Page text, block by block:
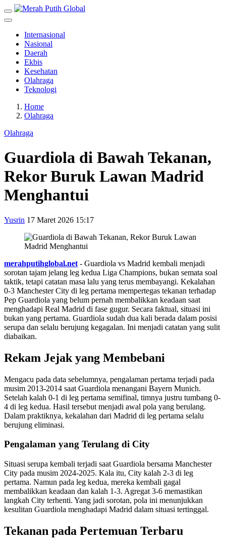
Internasional
Nasional
Daerah
Ekbis
Kesehatan
Olahraga
Teknologi
Home
Olahraga
Olahraga
Guardiola di Bawah Tekanan,
Rekor Buruk Lawan Madrid
Menghantui
Yusrin 17 Maret 2026 15:17
merahputihglobal.net - Guardiola vs Madrid kembali menjadi
sorotan tajam jelang leg kedua Liga Champions, bukan semata soal
taktik, tetapi catatan masa lalu yang terus membayangi. Kekalahan
0-3 Manchester City di leg pertama mempertegas tekanan terhadap
Pep Guardiola yang belum pernah membalikkan keadaan saat
menghadapi Real Madrid di fase gugur. Secara faktual, situasi ini
bukan yang pertama. Guardiola sudah dua kali berada dalam posisi
serupa dan selalu berujung kegagalan. Ini menjadi catatan yang sulit
diabaikan.
Rekam Jejak yang Membebani
Mengacu pada data sebelumnya, pengalaman pertama terjadi pada
musim 2013-2014 saat Guardiola menangani Bayern Munich.
Setelah kalah 0-1 di leg pertama semifinal, timnya justru tumbang 0-
4 di leg kedua. Hasil tersebut menjadi awal pola yang berulang.
Dalam praktiknya, kekalahan dari Madrid di leg pertama selalu
berujung eliminasi.
Pengalaman yang Terulang di City
Situasi serupa kembali terjadi saat Guardiola bersama Manchester
City pada musim 2024-2025. Kala itu, City kalah 2-3 di leg
pertama. Namun pada leg kedua, mereka kembali gagal
membalikkan keadaan dan kalah 1-3. Agregat 3-6 memastikan
langkah City terhenti. Yang jadi sorotan, pola ini menunjukkan
kesulitan Guardiola menghadapi Madrid dalam situasi tertinggal.
Tekanan pada Pertemuan Terbaru